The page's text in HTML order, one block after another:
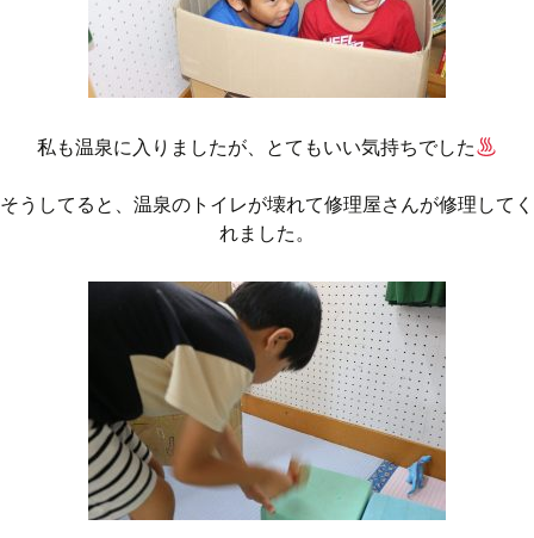
私も温泉に入りましたが、とてもいい気持ちでした
そうしてると、温泉のトイレが壊れて修理屋さんが修理してく
れました。